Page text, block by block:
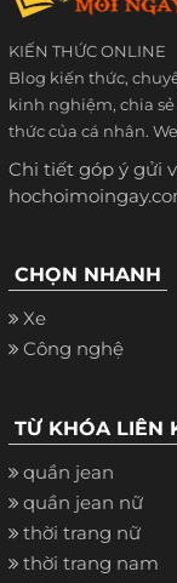
KIẾN THỨC ONLINE
Blog kiến thức,
kinh nghiệm, chia
thức của cá nhân.
Chi tiết góp ý gửi
CHỌN NHANH
Xe
Công nghệ
TỪ KHÓA LIÊN
quần jean
quần jean nữ
thời trang nữ
thời trang nam